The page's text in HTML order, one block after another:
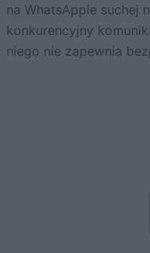
na WhatsAppie suchej
konkurencyjny
niego nie zapewnia